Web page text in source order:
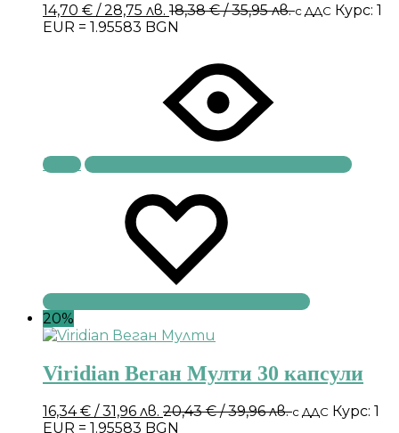
14,70 € / 28,75 лв. 18,38€/ 35,95 лв.с ДДС Курс: 1
EUR = 1.95583 BGN
Купи
20%
Viridian Веган Мулти 30 капсули
16,34€ / 31,96 лв. 20,43€/ 39,96 лв.с ДДС Курс: 1
EUR = 1.95583 BGN